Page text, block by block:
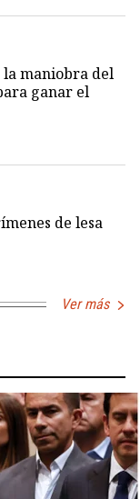
la maniobra del
ganar el
de lesa
Ver más